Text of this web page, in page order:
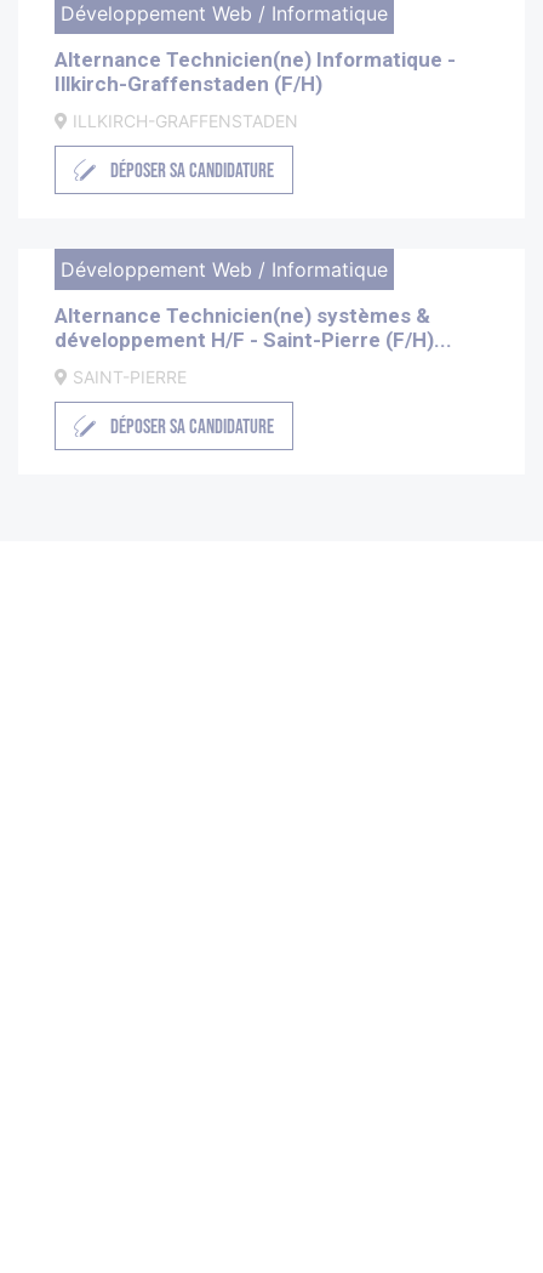
Développement Web / Informatique
Alternance Technicien(ne) Informatique -
Illkirch-Graffenstaden (F/H)
ILLKIRCH-GRAFFENSTADEN
DÉPOSER SA CANDIDATURE
Développement Web / Informatique
Alternance Technicien(ne) systèmes &
développement H/F - Saint-Pierre (F/H)...
SAINT-PIERRE
DÉPOSER SA CANDIDATURE